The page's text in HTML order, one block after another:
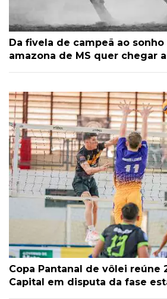
Da fivela de campeã ao
amazona de MS quer chegar
Copa Pantanal de vôlei reúne
Capital em disputa da fase